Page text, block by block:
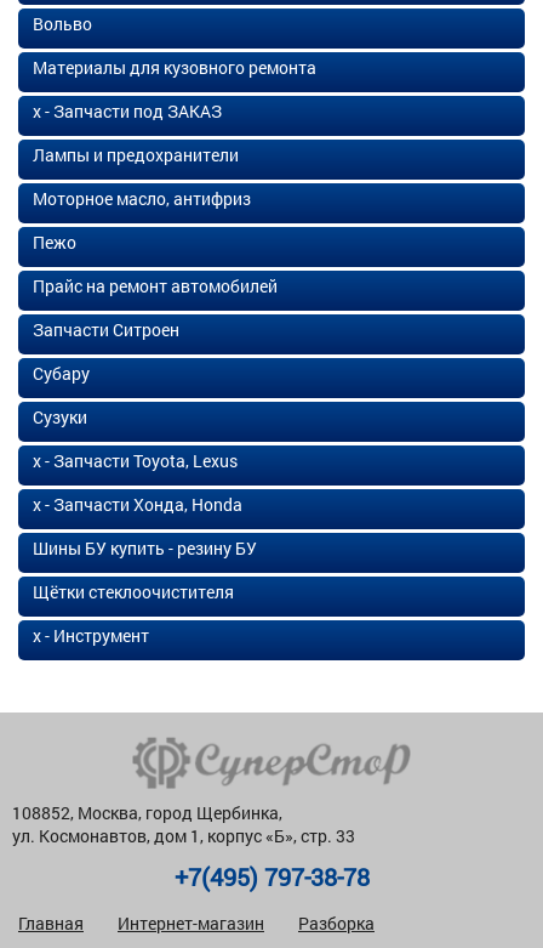
Вольво
Материалы для кузовного ремонта
х - Запчасти под ЗАКАЗ
Лампы и предохранители
Моторное масло, антифриз
Пежо
Прайс на ремонт автомобилей
Запчасти Ситроен
Субару
Сузуки
х - Запчасти Toyota, Lexus
х - Запчасти Хонда, Honda
Шины БУ купить - резину БУ
Щётки стеклоочистителя
х - Инструмент
108852, Москва, город Щербинка,
ул. Космонавтов, дом 1, корпус «Б», стр. 33
+7(495) 797-38-78
Главная Интернет-магазин
Разборка